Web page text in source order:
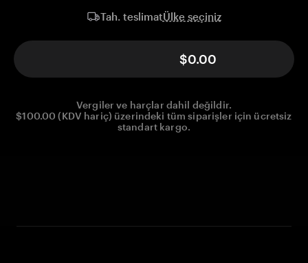
Tah. teslimatÜlke seçiniz
$0.00
Vergiler ve harçlar dahil değildir.
$100.00 (KDV hariç) üzerindeki tüm siparişler için ücretsiz
standart kargo.